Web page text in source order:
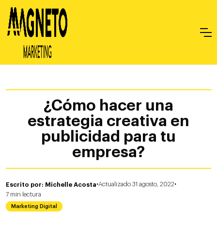
¿Cómo hacer una
estrategia creativa en
publicidad para tu
empresa?
Escrito por: Michelle Acosta·Actualizado 31 agosto, 2022·
7 min lectura
Marketing Digital